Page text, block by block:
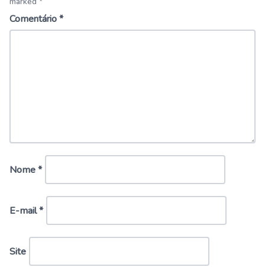
Comentário*
Nome*
E-mail*
Site